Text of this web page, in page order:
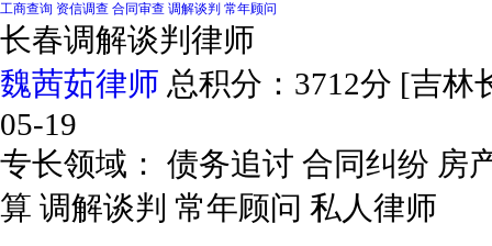
工商查询 资信调查 合同审查 调解谈判 常年顾问
长春调解谈判律师
魏茜茹律师 总积分：3712分 [吉林
05-19
专长领域： 债务追讨 合同纠纷 房
算 调解谈判 常年顾问 私人律师